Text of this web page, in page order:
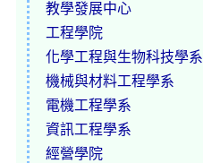
教學發展中心
工程學院
化學工程與生物科技學系
機械與材料工程學系
電機工程學系
資訊工程學系
經營學院